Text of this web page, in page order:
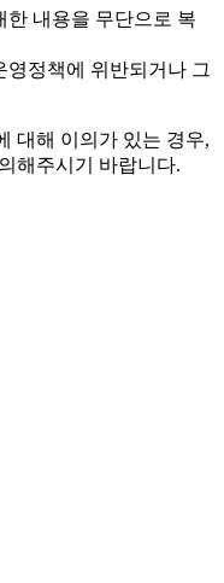
한 내용을 무단으로 복
영정책에 위반되거나 그
대해 이의가 있는 경우,
해주시기 바랍니다.